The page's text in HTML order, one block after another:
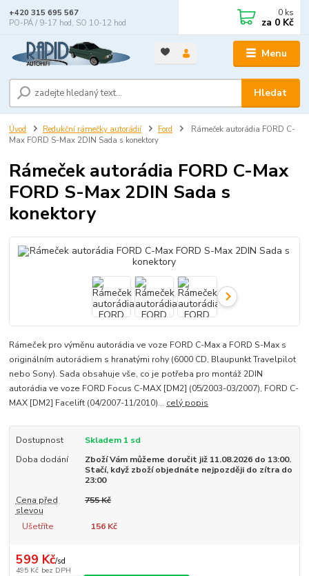
Menu
Hledat
+420 315 695 567
PO-PÁ / 9-17 hod, SO 10-12 hod
0 ks
za 0 Kč
Úvod Redukční rámečky autorádií Ford
Rámeček autorádia FORD C-
Max FORD S-Max 2DIN Sada s konektory
Rámeček autorádia FORD C-Max
FORD S-Max 2DIN Sada s
konektory
Rámeček pro výměnu autorádia ve voze FORD C-Max a FORD S-Max s
originálním autorádiem s hranatými rohy (6000 CD, Blaupunkt Travelpilot
nebo Sony). Sada obsahuje vše, co je potřeba pro montáž 2DIN
autorádia ve voze FORD Focus C-MAX [DM2] (05/2003-03/2007), FORD C-
MAX [DM2] Facelift (04/2007-11/2010)... celý popis
Dostupnost
Skladem 1 sd
Doba dodání
Zboží Vám můžeme doručit již 11.08.2026 do 13:00.
Stačí, když zboží objednáte nejpozději do zítra do
23:00
Cena před
slevou
755 Kč
Ušetříte 156 Kč
599 Kč/sd
495 Kč bez DPH